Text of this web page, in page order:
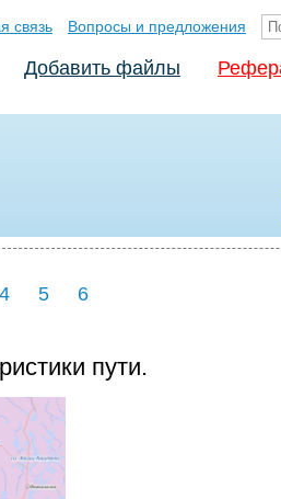
связь Вопросы и предложения
Добавить файлы
4 5 6
пути.